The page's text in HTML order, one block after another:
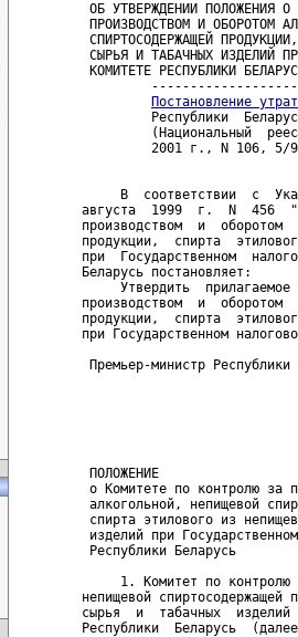
ОБ УТВЕРЖДЕНИИ ПОЛОЖЕНИЯ
ПРОИЗВОДСТВОМ И ОБОРОТОМ
СПИРТОСОДЕРЖАЩЕЙ
СЫРЬЯ И ТАБАЧНЫХ ИЗДЕЛИЙ
КОМИТЕТЕ РЕСПУБЛИКИ
Постановление